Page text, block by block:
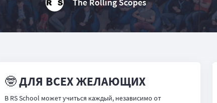
🤓 ДЛЯ ВСЕХ ЖЕЛАЮЩИХ
В RS School может учиться каждый, независимо от